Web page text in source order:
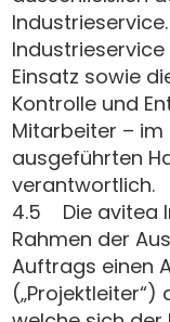
Einsatz sowie
Kontrolle und
Mitarbeiter – im
ausgeführten
verantwortlich.
4.5 Die avitea
Rahmen der
Auftrags einen